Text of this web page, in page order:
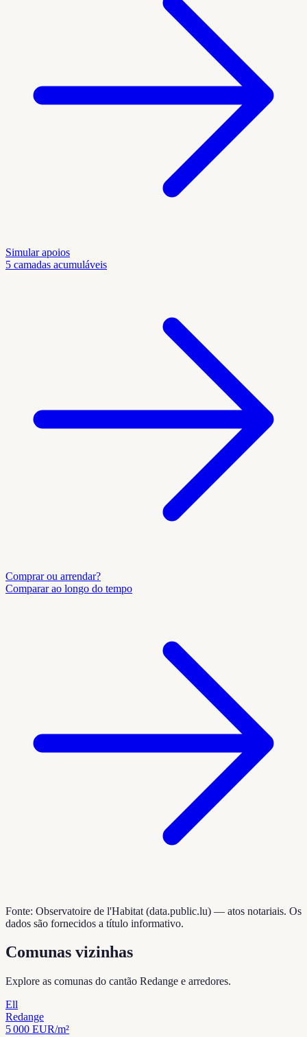
Simular apoios
5 camadas acumuláveis
Comprar ou arrendar?
Comparar ao longo do tempo
Fonte: Observatoire de l'Habitat (data.public.lu) — atos notariais. Os
dados são fornecidos a título informativo.
Comunas vizinhas
Explore as comunas do cantão Redange e arredores.
Ell
Redange
5 000 EUR/m²